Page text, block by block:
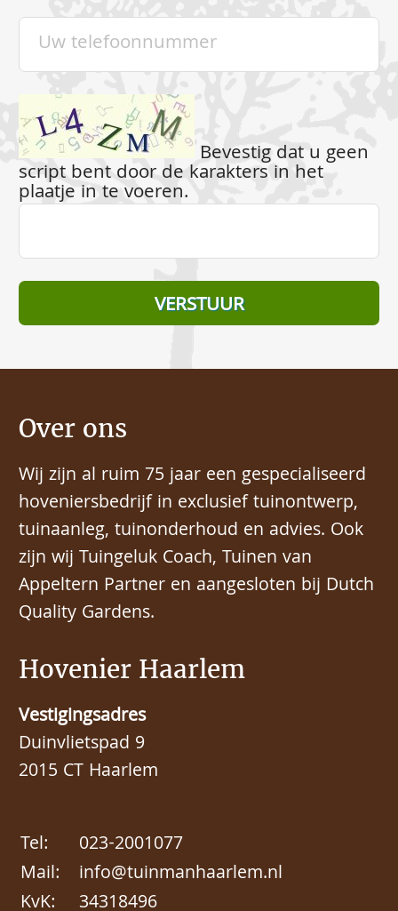
Bevestig dat u geen
script bent door de karakters in het
plaatje in te voeren.
Hovenier Haarlem
Vestigingsadres
Duinvlietspad 9
2015 CT Haarlem
Tel:
023-2001077
Mail:
info@tuinmanhaarlem.nl
KvK:
34318496
Over ons
Wij zijn al ruim 75 jaar een gespecialiseerd
hoveniersbedrijf in exclusief tuinontwerp,
tuinaanleg, tuinonderhoud en advies. Ook
zijn wij Tuingeluk Coach, Tuinen van
Appeltern Partner en aangesloten bij Dutch
Quality Gardens.